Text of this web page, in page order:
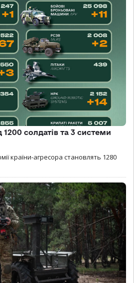
солдатів та 3 системи
країни-агресора становлять 1280